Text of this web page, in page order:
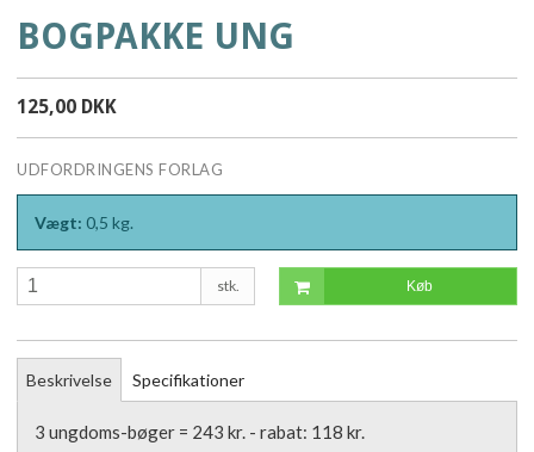
BOGPAKKE UNG
125,00 DKK
UDFORDRINGENS FORLAG
Vægt: 0,5 kg.
stk. Køb
Beskrivelse Specifikationer
3 ungdoms-bøger = 243 kr. - rabat: 118 kr.